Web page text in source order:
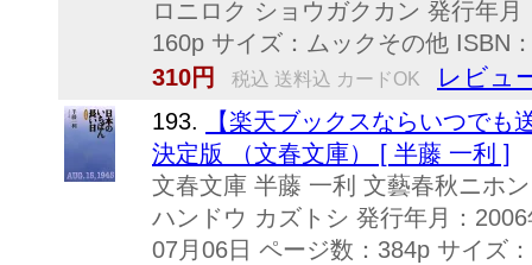
ロニロク ショウガクカン 発行年
160p サイズ：ムックその他 ISBN
310円
税込 送料込 カードOK レビュ
193.
【楽天ブックスならいつで
決定版 （文春文庫） [ 半藤 一利 ]
文春文庫 半藤 一利 文藝春秋ニホ
ハンドウ カズトシ 発行年月：
07月06日 ページ数：384p サイズ